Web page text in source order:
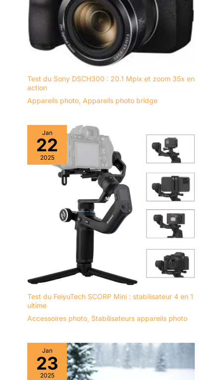
Test du Sony DSCH300 : 20.1 Mpix et zoom 35x en
action
Appareils photo, Appareils photo bridge
Jan
22
2025
Test du FeiyuTech SCORP Mini : stabilisateur 4 en 1
ultime
Accessoires photo, Stabilisateurs appareils photo
Jan
23
2025